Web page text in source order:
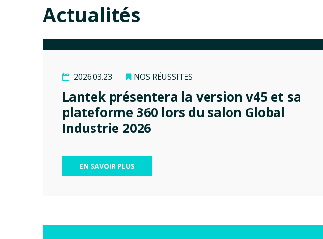
Actualités
2026.03.23 NOS RÉUSSITES
Lantek présentera la version v45 et sa
plateforme 360 lors du salon Global
Industrie 2026
EN SAVOIR PLUS